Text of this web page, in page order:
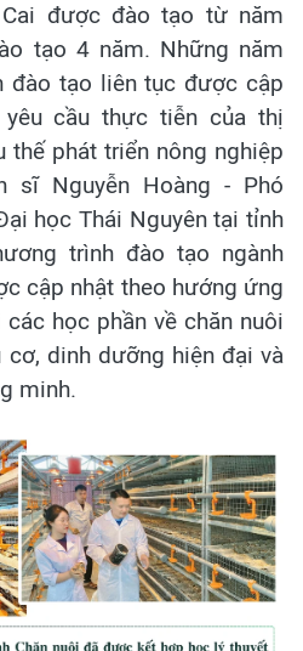
được đào tạo từ năm
tạo 4 năm. Những năm
đào tạo liên tục được cập
cầu thực tiễn của thị
thế phát triển nông nghiệp
sĩ Nguyễn Hoàng - Phó
học Thái Nguyên tại tỉnh
trình đào tạo ngành
cập nhật theo hướng ứng
học phần về chăn nuôi
cơ, dinh dưỡng hiện đại và
minh.